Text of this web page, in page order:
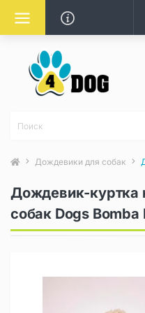
Дождевики для собак
Дождевик-куртка
собак Dogs Bomba